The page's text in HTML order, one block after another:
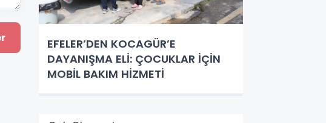
EFELER’DEN KOCAGÜR’E
DAYANIŞMA ELİ: ÇOCUKLAR İÇİN
MOBİL BAKIM HİZMETİ